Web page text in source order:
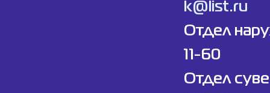
k@list.ru
Отдел
11-60
Отдел